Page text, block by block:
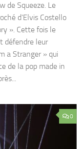
de Squeeze. Le
d’Elvis Costello
». Cette fois le
défendre leur
a Stranger » qui
de la pop made in
0